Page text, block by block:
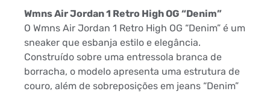
Wmns Air Jordan 1 Retro High OG “Denim”
O Wmns Air Jordan 1 Retro High OG “Denim” é um
sneaker que esbanja estilo e elegância.
Construído sobre uma entressola branca de
borracha, o modelo apresenta uma estrutura de
couro, além de sobreposições em jeans “Denim”